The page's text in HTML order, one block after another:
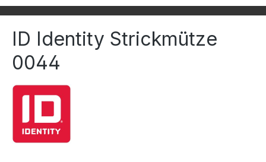
ID Identity Strickmütze
0044